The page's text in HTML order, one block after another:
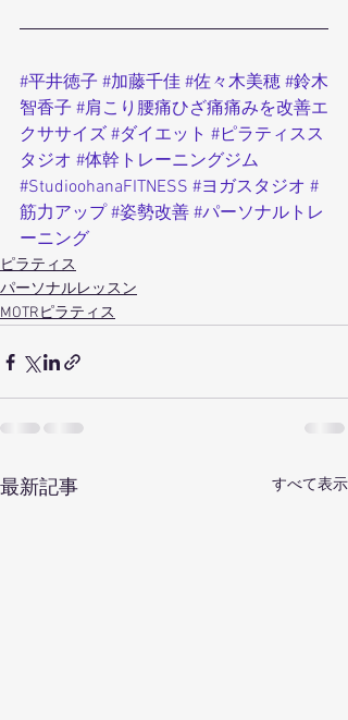
#平井徳子 #加藤千佳 #佐々木美穂 #鈴木
智香子 #肩こり腰痛ひざ痛痛みを改善エ
クササイズ #ダイエット #ピラティスス
タジオ #体幹トレーニングジム
#StudioohanaFITNESS #ヨガスタジオ #
筋力アップ #姿勢改善 #パーソナルトレ
ーニング
ピラティス
パーソナルレッスン
MOTRピラティス
最新記事 すべて表示